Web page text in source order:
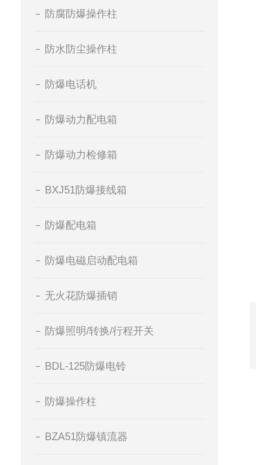
防腐防爆操作柱
防水防尘操作柱
防爆电话机
防爆动力配电箱
防爆动力检修箱
BXJ51防爆接线箱
防爆配电箱
防爆电磁启动配电箱
无火花防爆插销
防爆照明/转换/行程开关
BDL-125防爆电铃
防爆操作柱
BZA51防爆镇流器